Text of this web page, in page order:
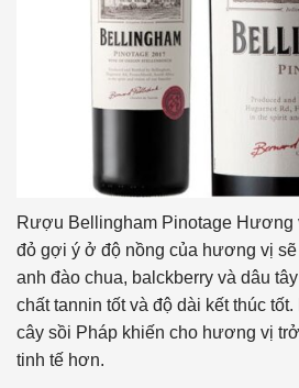
Rượu Bellingham Pinotage Hương
đỏ gợi ý ở độ nồng của hương vị
anh đào chua, balckberry và dâu
chất tannin tốt và độ dài kết thúc
cây sồi Pháp khiến cho hương vị
tinh tế hơn.